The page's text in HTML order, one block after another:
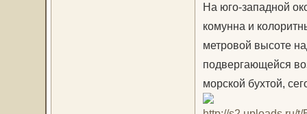
На юго-западной
комунна и
метровой высоте
подвергающейся
морской бухтой,